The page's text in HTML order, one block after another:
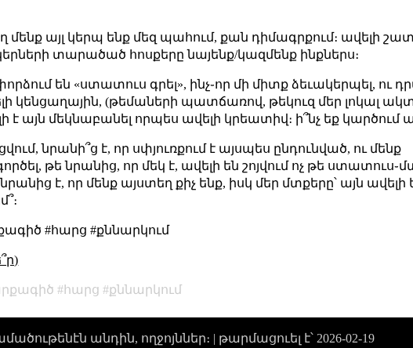
այլ կերպ ենք մեզ պահում, քան դիմագրքում։ ավելի շատ
տարածած հոսքերը նայենք/կազմենք ինքներս։
են «ստատուս գրել», ինչ֊որ մի միտք ձեւակերպել, ու
կենցաղային, (թեմաների պատճառով, թեկուզ մեր լոկալ
է այն մեկնաբանել որպես ավելի կրեատիվ։ ի՞նչ եք կարծում
նրանի՞ց է, որ սփյուռքում է այսպես ընդունված, ու մենք
թե նրանից, որ մեկ է, ավելի են շոյվում ոչ թե
է, որ մենք այստեղ քիչ ենք, իսկ մեր մտքերը՝ այն
#հարց #քննարկում
հարց քննարկում
անդին, ողջոյններ։ | թարմացուել է՝ 2026-02-19